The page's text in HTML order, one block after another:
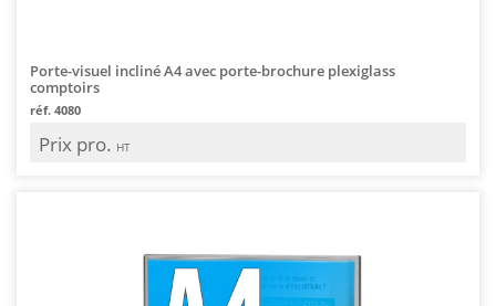
Porte-visuel incliné A4 avec porte-brochure plexiglass
comptoirs
réf. 4080
Prix pro. HT